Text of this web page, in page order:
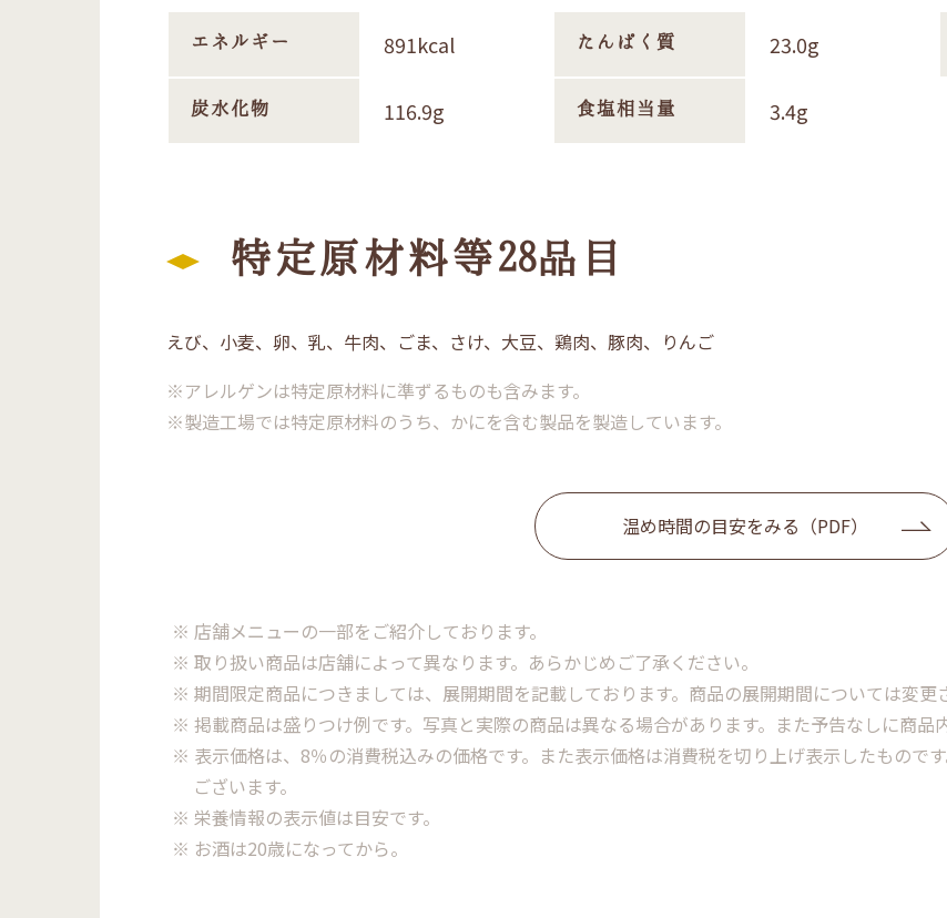
エネルギー 891kcal たんぱく質 23.0g
炭水化物 116.9g 食塩相当量 3.4g
特定原材料等28品目
えび、小麦、卵、乳、牛肉、ごま、さけ、大豆、鶏肉、豚肉、りんご
※アレルゲンは特定原材料に準ずるものも含みます。
※製造工場では特定原材料のうち、かにを含む製品を製造しています。
温め時間の目安をみる（PDF）
※ 店舗メニューの一部をご紹介しております。
※ 取り扱い商品は店舗によって異なります。あらかじめご了承ください。
※ 期間限定商品につきましては、展開期間を記載しております。商品の展開期間については変更
※ 掲載商品は盛りつけ例です。写真と実際の商品は異なる場合があります。また予告なしに商品
※ 表示価格は、8％の消費税込みの価格です。また表示価格は消費税を切り上げ表示したもので
ございます。
※ 栄養情報の表示値は目安です。
※ お酒は20歳になってから。